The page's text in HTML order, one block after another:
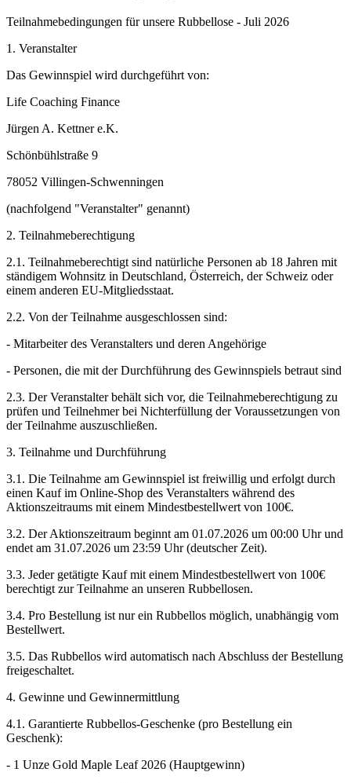
Teilnahmebedingungen für unsere Rubbellose - Juli 2026
1. Veranstalter
Das Gewinnspiel wird durchgeführt von:
Life Coaching Finance
Jürgen A. Kettner e.K.
Schönbühlstraße 9
78052 Villingen-Schwenningen
(nachfolgend "Veranstalter" genannt)
2. Teilnahmeberechtigung
2.1. Teilnahmeberechtigt sind natürliche Personen ab 18 Jahren mit
ständigem Wohnsitz in Deutschland, Österreich, der Schweiz oder
einem anderen EU-Mitgliedsstaat.
2.2. Von der Teilnahme ausgeschlossen sind:
- Mitarbeiter des Veranstalters und deren Angehörige
- Personen, die mit der Durchführung des Gewinnspiels betraut sind
2.3. Der Veranstalter behält sich vor, die Teilnahmeberechtigung zu
prüfen und Teilnehmer bei Nichterfüllung der Voraussetzungen von
der Teilnahme auszuschließen.
3. Teilnahme und Durchführung
3.1. Die Teilnahme am Gewinnspiel ist freiwillig und erfolgt durch
einen Kauf im Online-Shop des Veranstalters während des
Aktionszeitraums mit einem Mindestbestellwert von 100€.
3.2. Der Aktionszeitraum beginnt am 01.07.2026 um 00:00 Uhr und
endet am 31.07.2026 um 23:59 Uhr (deutscher Zeit).
3.3. Jeder getätigte Kauf mit einem Mindestbestellwert von 100€
berechtigt zur Teilnahme an unseren Rubbellosen.
3.4. Pro Bestellung ist nur ein Rubbellos möglich, unabhängig vom
Bestellwert.
3.5. Das Rubbellos wird automatisch nach Abschluss der Bestellung
freigeschaltet.
4. Gewinne und Gewinnermittlung
4.1. Garantierte Rubbellos-Geschenke (pro Bestellung ein
Geschenk):
- 1 Unze Gold Maple Leaf 2026 (Hauptgewinn)